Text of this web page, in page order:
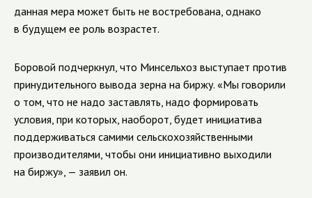
данная мера может быть не востребована, однако
в будущем ее роль возрастет.
Боровой подчеркнул, что Минсельхоз выступает против
принудительного вывода зерна на биржу. «Мы говорили
о том, что не надо заставлять, надо формировать
условия, при которых, наоборот, будет инициатива
поддерживаться самими сельскохозяйственными
производителями, чтобы они инициативно выходили
на биржу», — заявил он.